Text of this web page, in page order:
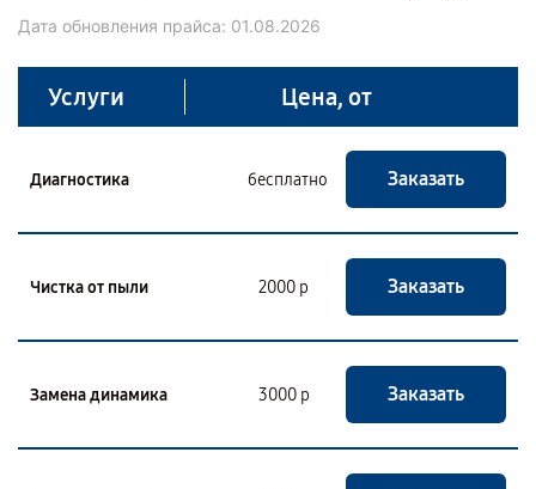
Дата обновления прайса: 01.08.2026
Услуги Цена, от
Диагностика бесплатно Заказать
Чистка от пыли 2000 р Заказать
Замена динамика 3000 р Заказать